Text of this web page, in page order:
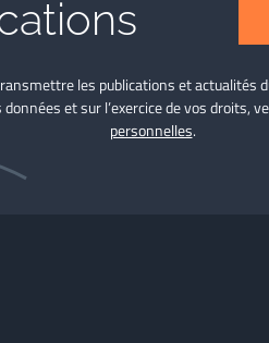
les publications et actualités
et sur l’exercice de vos droits,
personnelles.